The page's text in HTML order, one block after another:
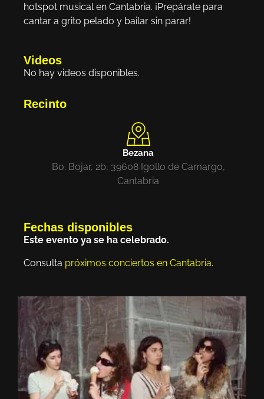
hotspot musical en Cantabria. ¡Prepárate para
cantar a grito pelado y bailar sin parar!
Videos
No hay videos disponibles.
Recinto
Bezana
Bo. Bojar, 2b, 39608 Igollo de Camargo,
Cantabria
Fechas disponibles
Este evento ya se ha celebrado.
Consulta próximos conciertos en Cantabria.